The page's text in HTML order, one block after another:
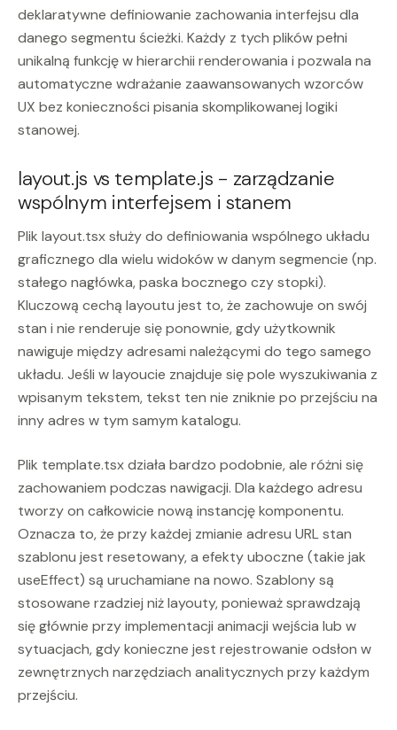
deklaratywne definiowanie zachowania interfejsu dla
danego segmentu ścieżki. Każdy z tych plików pełni
unikalną funkcję w hierarchii renderowania i pozwala na
automatyczne wdrażanie zaawansowanych wzorców
UX bez konieczności pisania skomplikowanej logiki
stanowej.
layout.js vs template.js - zarządzanie
wspólnym interfejsem i stanem
Plik layout.tsx służy do definiowania wspólnego układu
graficznego dla wielu widoków w danym segmencie (np.
stałego nagłówka, paska bocznego czy stopki).
Kluczową cechą layoutu jest to, że zachowuje on swój
stan i nie renderuje się ponownie, gdy użytkownik
nawiguje między adresami należącymi do tego samego
układu. Jeśli w layoucie znajduje się pole wyszukiwania z
wpisanym tekstem, tekst ten nie zniknie po przejściu na
inny adres w tym samym katalogu.
Plik template.tsx działa bardzo podobnie, ale różni się
zachowaniem podczas nawigacji. Dla każdego adresu
tworzy on całkowicie nową instancję komponentu.
Oznacza to, że przy każdej zmianie adresu URL stan
szablonu jest resetowany, a efekty uboczne (takie jak
useEffect) są uruchamiane na nowo. Szablony są
stosowane rzadziej niż layouty, ponieważ sprawdzają
się głównie przy implementacji animacji wejścia lub w
sytuacjach, gdy konieczne jest rejestrowanie odsłon w
zewnętrznych narzędziach analitycznych przy każdym
przejściu.